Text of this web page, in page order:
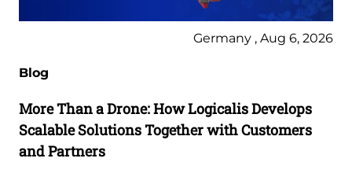
Germany , Aug 6, 2026
Blog
More Than a Drone: How Logicalis Develops
Scalable Solutions Together with Customers
and Partners